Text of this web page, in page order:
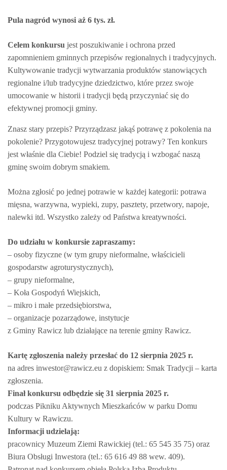
Pula nagród wynosi aż 6 tys. zł.
Celem konkursu jest poszukiwanie i ochrona przed
zapomnieniem gminnych przepisów regionalnych i tradycyjnych.
Kultywowanie tradycji wytwarzania produktów stanowiących
regionalne i/lub tradycyjne dziedzictwo, które przez swoje
umocowanie w historii i tradycji będą przyczyniać się do
efektywnej promocji gminy.
Znasz stary przepis? Przyrządzasz jakąś potrawę z pokolenia na
pokolenie? Przygotowujesz tradycyjnej potrawy? Ten konkurs
jest właśnie dla Ciebie! Podziel się tradycją i wzbogać naszą
gminę swoim dobrym smakiem.
Można zgłosić po jednej potrawie w każdej kategorii: potrawa
mięsna, warzywna, wypieki, zupy, pasztety, przetwory, napoje,
nalewki itd. Wszystko zależy od Państwa kreatywności.
Do udziału w konkursie zapraszamy:
– osoby fizyczne (w tym grupy nieformalne, właścicieli
gospodarstw agroturystycznych),
– grupy nieformalne,
– Koła Gospodyń Wiejskich,
– mikro i małe przedsiębiorstwa,
– organizacje pozarządowe, instytucje
z Gminy Rawicz lub działające na terenie gminy Rawicz.
Kartę zgłoszenia należy przesłać do 12 sierpnia 2025 r.
na adres inwestor@rawicz.eu z dopiskiem: Smak Tradycji – karta
zgłoszenia.
Finał konkursu odbędzie się 31 sierpnia 2025 r.
podczas Pikniku Aktywnych Mieszkańców w parku Domu
Kultury w Rawiczu.
Informacji udzielają:
pracownicy Muzeum Ziemi Rawickiej (tel.: 65 545 35 75) oraz
Biura Obsługi Inwestora (tel.: 65 616 49 88 wew. 409).